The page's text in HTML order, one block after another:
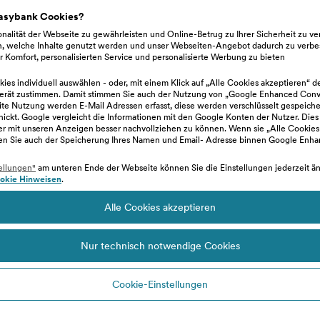
Cookies?
der Webseite zu gewährleisten und Online-Betrug zu Ihrer Sicherheit zu
welche Inhalte genutzt werden und unser Webseiten-Angebot dadurch zu
Komfort, personalisierten Service und personalisierte Werbung zu bieten
individuell auswählen - oder, mit einem Klick auf „Alle Cookies akzeptieren“
zustimmen. Damit stimmen Sie auch der Nutzung von „Google Enhanced
Nutzung werden E-Mail Adressen erfasst, diese werden verschlüsselt
Google vergleicht die Informationen mit den Google Konten der Nutzer.
mit unseren Anzeigen besser nachvollziehen zu können. Wenn sie „Alle
Sie auch der Speicherung Ihres Namen und Email- Adresse binnen Google
am unteren Ende der Webseite können Sie die Einstellungen jederzeit
Hinweisen.
Alle Cookies akzeptieren
Nur technisch notwendige Cookies
Cookie-Einstellungen
Freiberufler auch für die
aktualisieren?
easy business Limit als flexibler
Unternehmens.